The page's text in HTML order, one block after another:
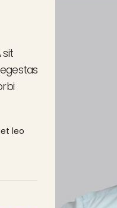
sit
leo